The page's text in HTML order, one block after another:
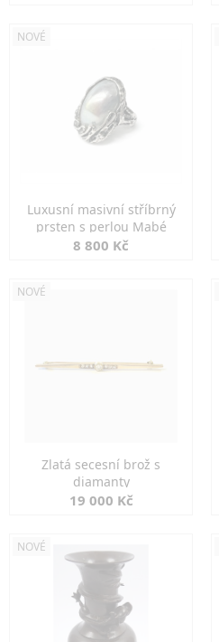
NOVÉ
Luxusní masivní stříbrný
prsten s perlou Mabé
8 800 Kč
NOVÉ
Zlatá secesní brož s
diamanty
19 000 Kč
NOVÉ